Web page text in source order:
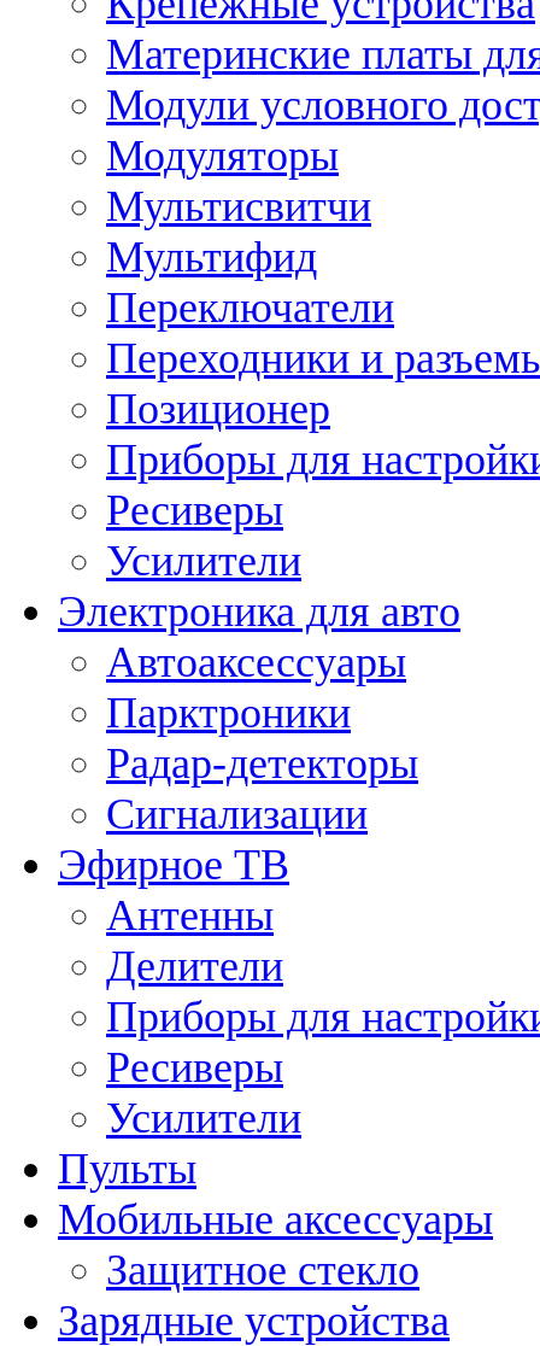
Материнские платы
Модули условного
Модуляторы
Мультисвитчи
Мультифид
Переключатели
Переходники и
Позиционер
Приборы для
Ресиверы
Усилители
Электроника для авто
Автоаксессуары
Парктроники
Радар-детекторы
Сигнализации
Эфирное ТВ
Антенны
Делители
Приборы для
Ресиверы
Усилители
Пульты
Мобильные аксессуары
Защитное стекло
Зарядные устройства